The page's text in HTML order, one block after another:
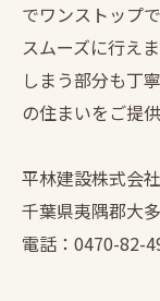
でワンストップ
スムーズに行え
しまう部分も丁
の住まいをご提
平林建設株式会社
千葉県夷隅郡大
電話：0470-82-